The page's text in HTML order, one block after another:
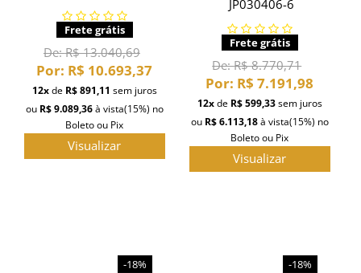
Frete grátis
De:R$ 13.040,69
Por: R$ 10.693,37
12xde R$ 891,11 sem juros
ou R$ 9.089,36à vista(15%) no
Boleto ou Pix
Visualizar
JP030406-6
Frete grátis
De:R$ 8.770,71
Por: R$ 7.191,98
12xde R$ 599,33sem juros
ou R$ 6.113,18à vista(15%) no
Boleto ou Pix
Visualizar
-18% -18%